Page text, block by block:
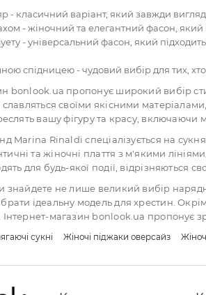
- класичний варіант, який завжди
- жіночний та елегантний фасон, який
- універсальний фасон, який
спідницею - чудовий вибір для тих,
bonlook.ua пропонує широкий вибір
славляться своїми якісними
вашу фігуру та красу, включаючи
Marina Rinaldi спеціалізується на
та жіночні плаття з м'якими
для будь-якої події, відрізняються
не лише великий вибір
ідеальну модель для хрестин.
магазин bonlook.ua пропонує
сукні Жіночі піджаки оверсайз